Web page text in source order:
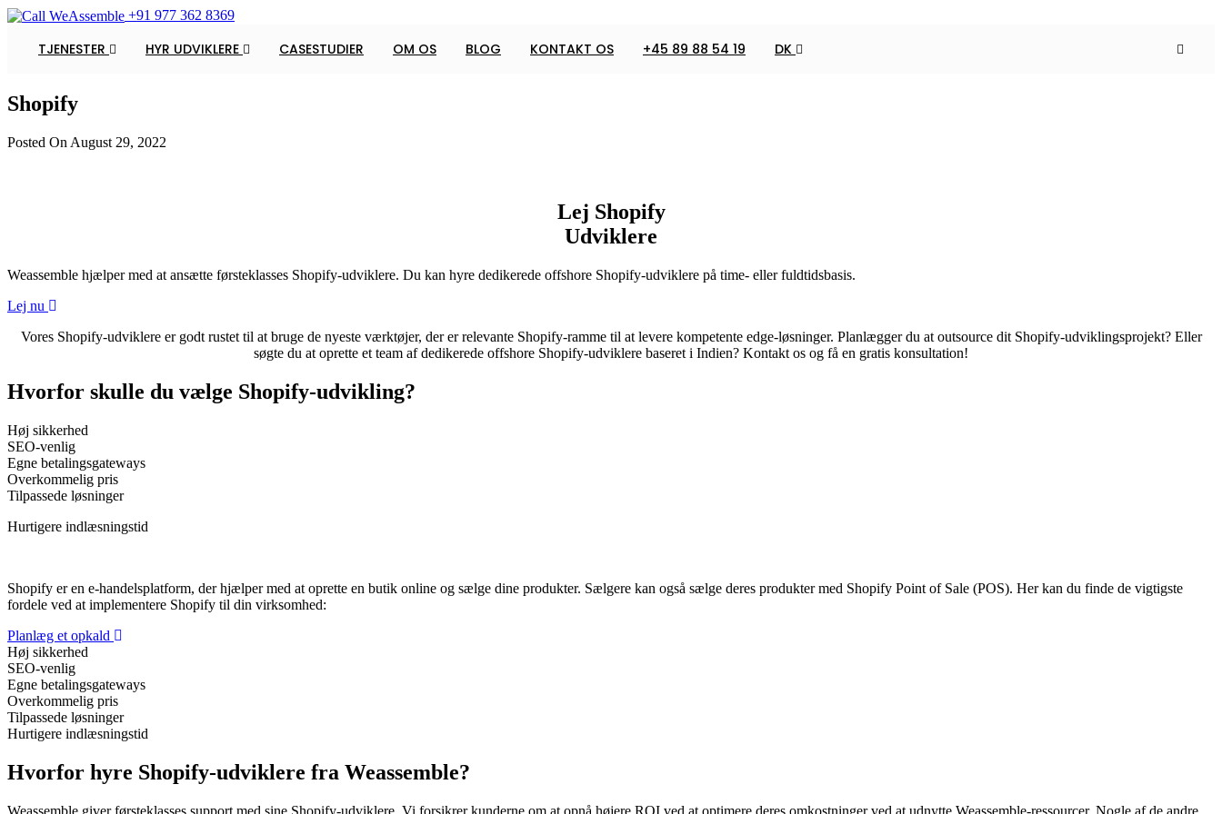
+91 977 362 8369
TJENESTER HYR UDVIKLERE CASESTUDIER OM OS BLOG KONTAKT OS +45 89 88 54 19 DK
Shopify
Posted On August 29, 2022
Lej Shopify
Udviklere
Weassemble hjælper med at ansætte førsteklasses Shopify-udviklere. Du kan hyre dedikerede offshore Shopify-udviklere på time- eller fuldtidsbasis.
Lej nu
Vores Shopify-udviklere er godt rustet til at bruge de nyeste værktøjer, der er relevante Shopify-ramme til at levere kompetente edge-løsninger. Planlægger du at outsource dit Shopify-udviklingsprojekt? Eller
søgte du at oprette et team af dedikerede offshore Shopify-udviklere baseret i Indien? Kontakt os og få en gratis konsultation!
Hvorfor skulle du vælge Shopify-udvikling?
Høj sikkerhed
SEO-venlig
Egne betalingsgateways
Overkommelig pris
Tilpassede løsninger
Hurtigere indlæsningstid
Shopify er en e-handelsplatform, der hjælper med at oprette en butik online og sælge dine produkter. Sælgere kan også sælge deres produkter med Shopify Point of Sale (POS). Her kan du finde de vigtigste
fordele ved at implementere Shopify til din virksomhed:
Planlæg et opkald
Høj sikkerhed
SEO-venlig
Egne betalingsgateways
Overkommelig pris
Tilpassede løsninger
Hurtigere indlæsningstid
Hvorfor hyre Shopify-udviklere fra Weassemble?
Weassemble giver førsteklasses support med sine Shopify-udviklere. Vi forsikrer kunderne om at opnå højere ROI ved at optimere deres omkostninger ved at udnytte Weassemble-ressourcer. Nogle af de andre